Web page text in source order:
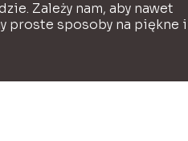
Zależy nam, aby nawet
proste sposoby na piękne i